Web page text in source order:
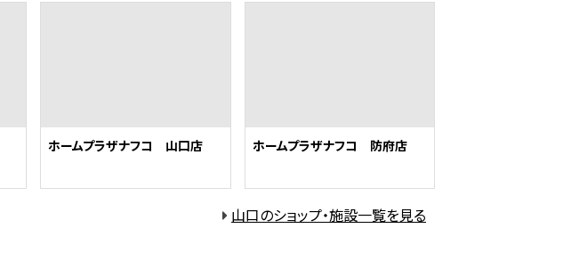
ホームプラザナフコ 山口店 ホームプラザナフコ 防府店
山口のショップ・施設一覧を見る